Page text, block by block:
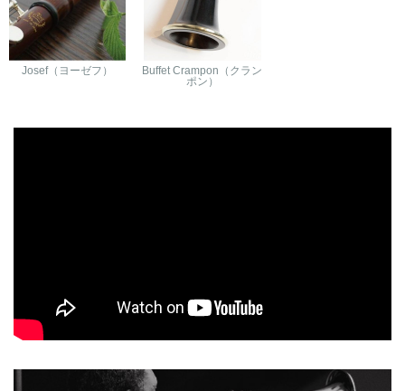
Josef（ヨーゼフ）
Buffet Crampon（クラン
ポン）